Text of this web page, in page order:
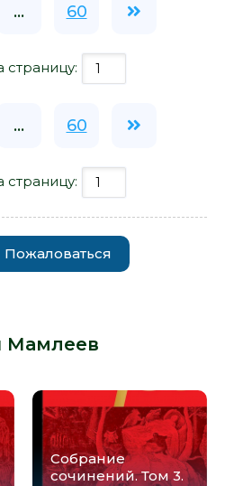
... 60
страницу:
... 60
страницу:
Пожаловаться
Мамлеев
Собрание
сочинений. Том 3.